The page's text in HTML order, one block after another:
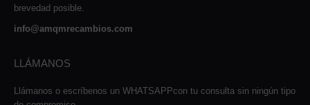
brevedad posible.
info@amqmrecambios.com
LLÁMANOS
Llámanos o escríbenos un WHATSAPPcon tu consulta sin ningún tipo